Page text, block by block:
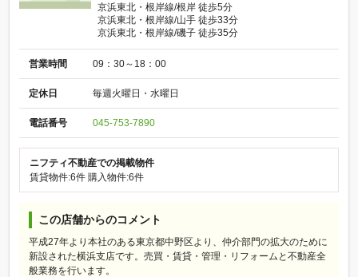
京浜東北・根岸線/根岸 徒歩5分
京浜東北・根岸線/山手 徒歩33分
京浜東北・根岸線/磯子 徒歩35分
営業時間 09：30～18：00
定休日 毎週火曜日・水曜日
電話番号 045-753-7890
ニフティ不動産での掲載物件
賃貸物件:6件 購入物件:6件
この店舗からのコメント
平成27年より本社のある東京都中野区より、仲介部門の拡大のために
新設された横浜支店です。売買・賃貸・管理・リフォームと不動産全
般業務を行います。